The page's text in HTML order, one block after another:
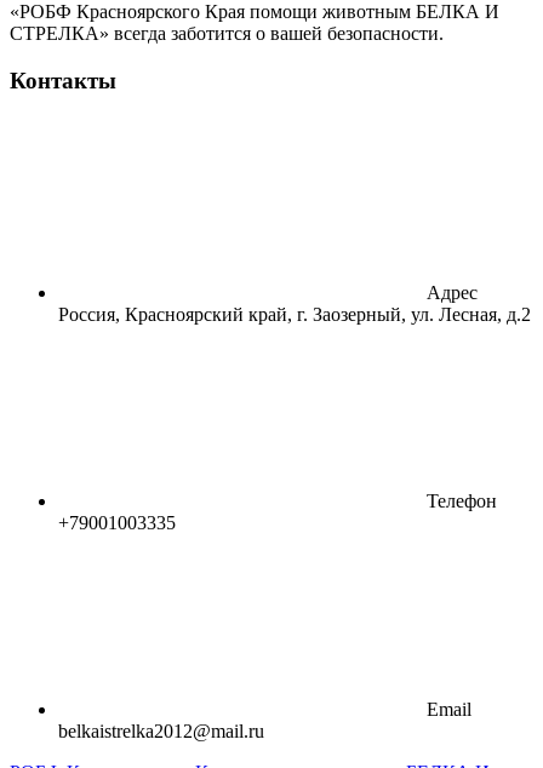
«РОБФ Красноярского Края помощи животным БЕЛКА И
СТРЕЛКА» всегда заботится о вашей безопасности.
Контакты
Адрес
Россия, Красноярский край, г. Заозерный, ул. Лесная, д.2
Телефон
+79001003335
Email
belkaistrelka2012@mail.ru